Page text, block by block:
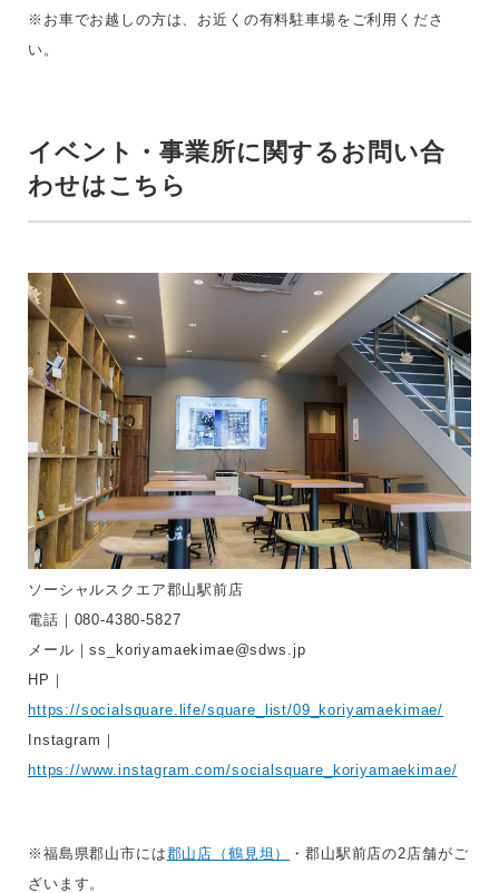
※お車でお越しの方は、お近くの有料駐車場をご利用くださ
い。
イベント・事業所に関するお問い合
わせはこちら
ソーシャルスクエア郡山駅前店
電話｜080-4380-5827
メール｜ss_koriyamaekimae@sdws.jp
HP｜
https://socialsquare.life/square_list/09_koriyamaekimae/
Instagram｜
https://www.instagram.com/socialsquare_koriyamaekimae/
※福島県郡山市には郡山店（鶴見坦）
・郡山駅前店の2店舗がご
ざいます。